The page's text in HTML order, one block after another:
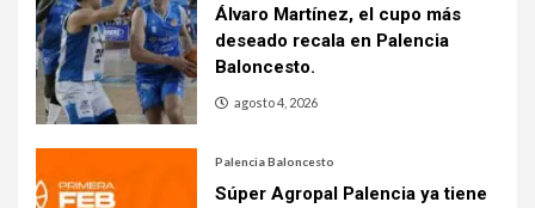
Álvaro Martínez, el cupo más
deseado recala en Palencia
Baloncesto.
agosto 4, 2026
Palencia Baloncesto
Súper Agropal Palencia ya tiene